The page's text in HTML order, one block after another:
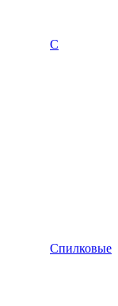
С
Спилковые